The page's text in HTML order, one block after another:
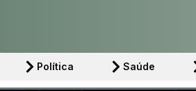
Política Saúde